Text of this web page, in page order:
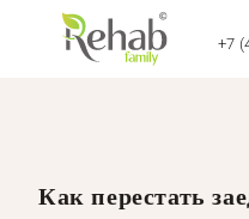
+7
Как перестать